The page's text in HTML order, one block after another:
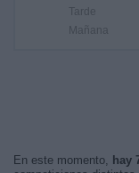
Tarde
Mañana
En este momento, hay